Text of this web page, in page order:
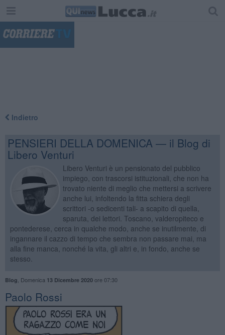
Indietro
PENSIERI DELLA DOMENICA — il Blog di
Libero Venturi
Libero Venturi è un pensionato del pubblico
impiego, con trascorsi istituzionali, che non ha
trovato niente di meglio che mettersi a scrivere
anche lui, infoltendo la fitta schiera degli
scrittori -o sedicenti tali- a scapito di quella,
sparuta, dei lettori. Toscano, valderopiteco e
pontederese, cerca in qualche modo, anche se inutilmente, di
ingannare il cazzo di tempo che sembra non passare mai, ma
alla fine manca, nonché la vita, gli altri e, in fondo, anche se
stesso.
Blog Domenica 13 Dicembre 2020ore 07:30
Paolo Rossi